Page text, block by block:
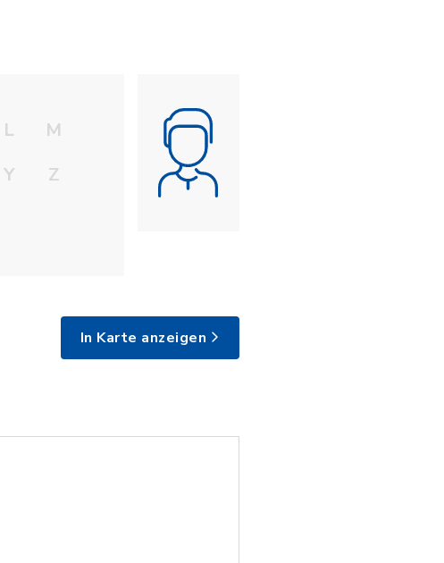
L
M
Y
Z
In Karte anzeigen